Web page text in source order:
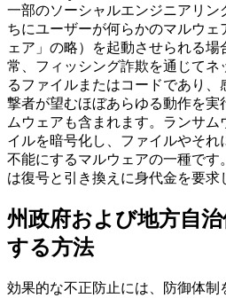
一部のソーシャルエンジニアリン
ちにユーザーが何らかのマルウェ
ェア」の略）を起動させられる場
常、フィッシング詐欺を通じて
るファイルまたはコードであり
撃者が望むほぼあらゆる動作を実
ムウェアも含まれます。ランサ
イルを暗号化し、ファイルやそれ
不能にするマルウェアの一種で
は復号と引き換えに身代金を要求
州政府および地方自
する方法
効果的な不正防止には、防御体制